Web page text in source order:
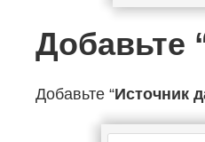
Добавьте
Добавьте “Источник